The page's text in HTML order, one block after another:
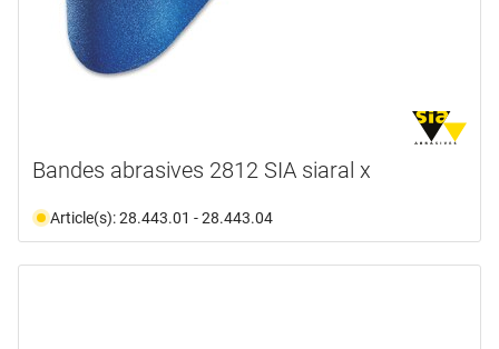
Bandes abrasives 2812 SIA siaral x
Article(s): 28.443.01 - 28.443.04